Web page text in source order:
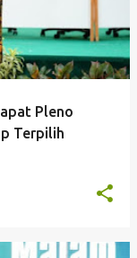
Pleno
Terpilih